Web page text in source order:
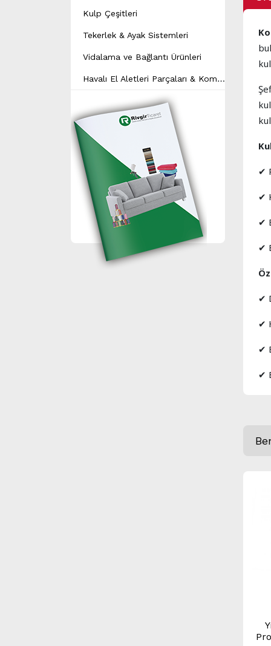
Kulp Çeşitleri
Tekerlek & Ayak Sistemleri
Vidalama ve Bağlantı Ürünleri
H
avalı El Aletleri Parçaları & Kompresör Yedek Parçaları
✔
✔
✔
✔
✔
✔
✔
✔